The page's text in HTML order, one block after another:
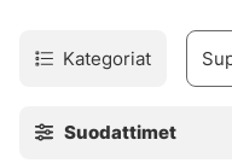
Shozaburo kuolee, ja
ryhtyy yrityksen
Kategoriat
Suodattimet